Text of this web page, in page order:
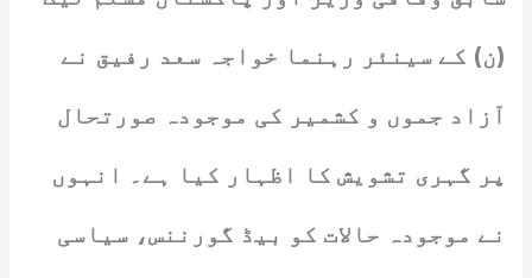
(ن) کے سینئر رہنما خواجہ سعد رفیق نے
آزاد جموں و کشمیر کی موجودہ صورتحال
پر گہری تشویش کا اظہار کیا ہے۔ انہوں
نے موجودہ حالات کو بیڈ گورننس، سیاسی